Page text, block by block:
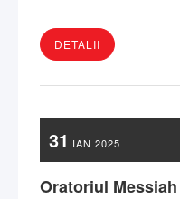
DETALII
31 IAN 2025
Oratoriul Messiah